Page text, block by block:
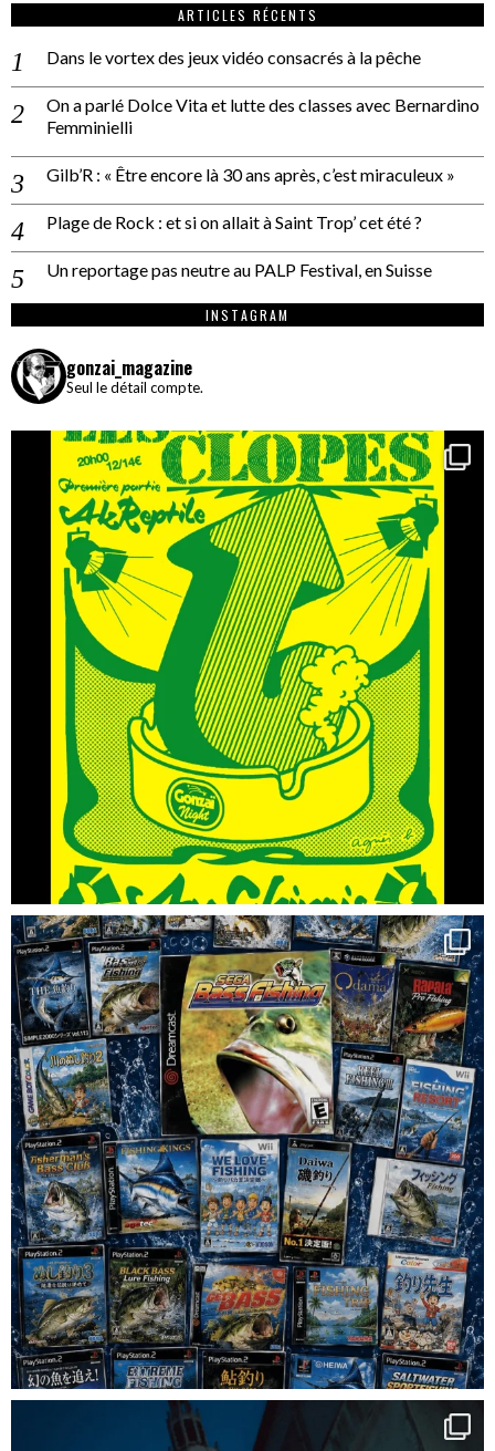
ARTICLES RÉCENTS
Dans le vortex des jeux vidéo consacrés à la pêche
On a parlé Dolce Vita et lutte des classes avec Bernardino
Femminielli
Gilb’R : « Être encore là 30 ans après, c’est miraculeux »
Plage de Rock : et si on allait à Saint Trop’ cet été ?
Un reportage pas neutre au PALP Festival, en Suisse
INSTAGRAM
gonzai_magazine
Seul le détail compte.